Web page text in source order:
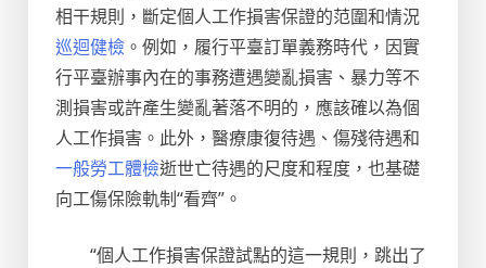
相干規則，斷定個人工作損害保證的范圍和情況
巡迴健檢 。例如，履行平臺訂單義務時代，因實
行平臺辦事內在的事務遭遇變亂損害、暴力等不
測損害或許產生變亂著落不明的，應該確以為個
人工作損害。此外，醫療康復待遇、傷殘待遇和
一般勞工體檢逝世亡待遇的尺度和程度，也基礎
向工傷保險軌制“看齊”。
“個人工作損害保證試點的這一規則，跳出了